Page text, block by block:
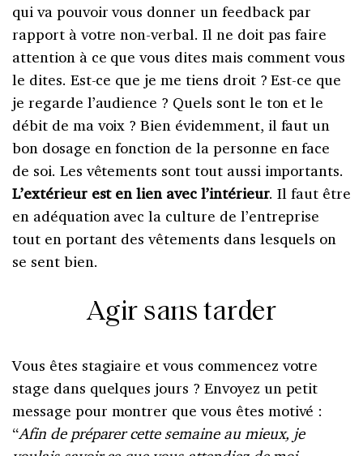
qui va pouvoir vous donner un feedback par
rapport à votre non-verbal. Il ne doit pas faire
attention à ce que vous dites mais comment vous
le dites. Est-ce que je me tiens droit ? Est-ce que
je regarde l’audience ? Quels sont le ton et le
débit de ma voix ? Bien évidemment, il faut un
bon dosage en fonction de la personne en face
de soi. Les vêtements sont tout aussi importants.
L’extérieur est en lien avec l’intérieur. Il faut être
en adéquation avec la culture de l’entreprise
tout en portant des vêtements dans lesquels on
se sent bien.
Agir sans tarder
Vous êtes stagiaire et vous commencez votre
stage dans quelques jours ? Envoyez un petit
message pour montrer que vous êtes motivé :
“Afin de préparer cette semaine au mieux, je